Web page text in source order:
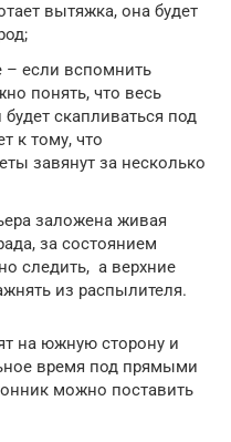
вытяжка, она будет
– если вспомнить
понять, что весь
будет скапливаться под
к тому, что
завянут за несколько
заложена живая
за состоянием
следить, а верхние
из распылителя.
на южную сторону и
время под прямыми
можно поставить